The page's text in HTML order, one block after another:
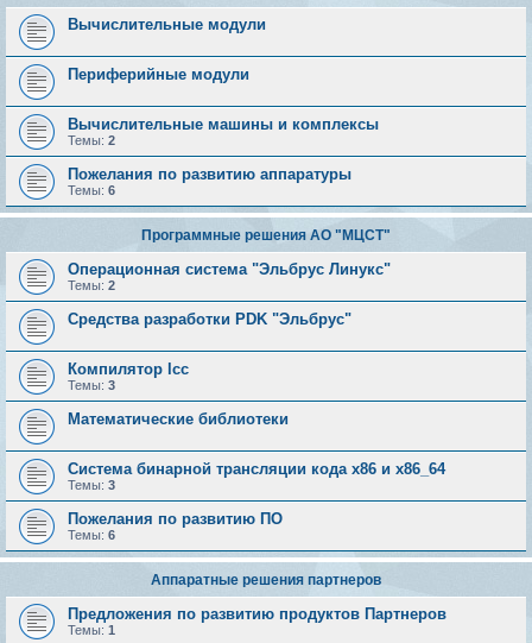
Вычислительные модули
Периферийные модули
Вычислительные машины и комплексы
Темы: 2
Пожелания по развитию аппаратуры
Темы: 6
Программные решения АО "МЦСТ"
Операционная система "Эльбрус Линукс"
Темы: 2
Средства разработки PDK "Эльбрус"
Компилятор lcc
Темы: 3
Математические библиотеки
Система бинарной трансляции кода х86 и х86_64
Темы: 3
Пожелания по развитию ПО
Темы: 6
Аппаратные решения партнеров
Предложения по развитию продуктов Партнеров
Темы: 1